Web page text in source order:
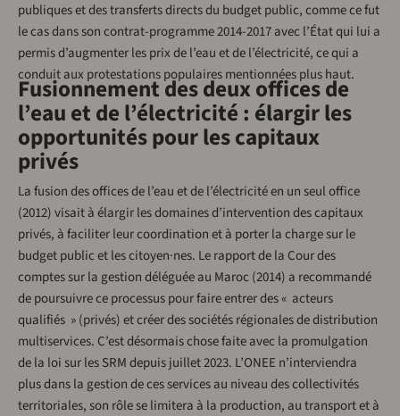
publiques et des transferts directs du budget public, comme ce fut
le cas dans son contrat-programme 2014-2017 avec l’État qui lui a
permis d’augmenter les prix de l’eau et de l’électricité, ce qui a
conduit aux protestations populaires mentionnées plus haut.
Fusionnement des deux offices de
l’eau et de l’électricité : élargir les
opportunités pour les capitaux
privés
La fusion des offices de l’eau et de l’électricité en un seul office
(2012) visait à élargir les domaines d’intervention des capitaux
privés, à faciliter leur coordination et à porter la charge sur le
budget public et les citoyen·nes. Le rapport de la Cour des
comptes sur la gestion déléguée au Maroc (2014) a recommandé
de poursuivre ce processus pour faire entrer des « acteurs
qualifiés » (privés) et créer des sociétés régionales de distribution
multiservices. C’est désormais chose faite avec la promulgation
de la loi sur les SRM depuis juillet 2023. L’ONEE n’interviendra
plus dans la gestion de ces services au niveau des collectivités
territoriales, son rôle se limitera à la production, au transport et à